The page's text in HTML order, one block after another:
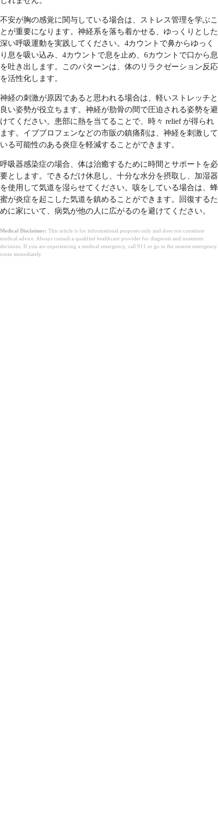
不安が胸の感覚に関与している場合は、ストレス管理を学ぶこ
とが重要になります。神経系を落ち着かせる、ゆっくりとした
深い呼吸運動を実践してください。4カウントで鼻からゆっく
り息を吸い込み、4カウントで息を止め、6カウントで口から息
を吐き出します。このパターンは、体のリラクゼーション反応
を活性化します。
神経の刺激が原因であると思われる場合は、軽いストレッチと
良い姿勢が役立ちます。神経が肋骨の間で圧迫される姿勢を避
けてください。患部に熱を当てることで、時々 relief が得られ
ます。イブプロフェンなどの市販の鎮痛剤は、神経を刺激して
いる可能性のある炎症を軽減することができます。
呼吸器感染症の場合、体は治癒するために時間とサポートを必
要とします。できるだけ休息し、十分な水分を摂取し、加湿器
を使用して気道を湿らせてください。咳をしている場合は、蜂
蜜が炎症を起こした気道を鎮めることができます。回復するた
めに家にいて、病気が他の人に広がるのを避けてください。
Medical Disclaimer: This article is for informational purposes only and does not constitute
medical advice. Always consult a qualified healthcare provider for diagnosis and treatment
decisions. If you are experiencing a medical emergency, call 911 or go to the nearest emergency
room immediately.